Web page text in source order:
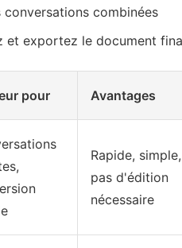
combinées
et exportez le document
pour Avantages
Rapide, simple,
pas d'édition
nécessaire